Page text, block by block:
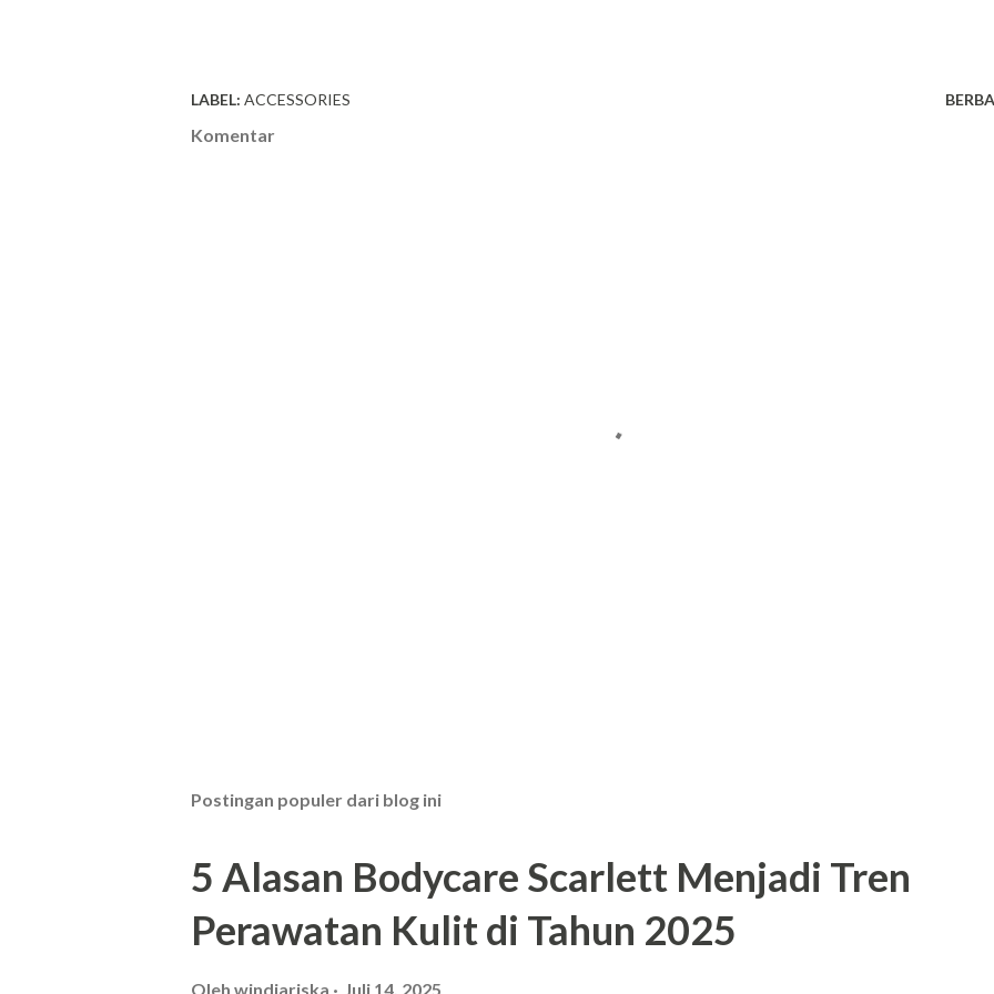
LABEL: ACCESSORIES
Komentar
Postingan populer dari blog ini
5 Alasan Bodycare Scarlett Menjadi Tren
Perawatan Kulit di Tahun 2025
Oleh windiariska Juli 14, 2025